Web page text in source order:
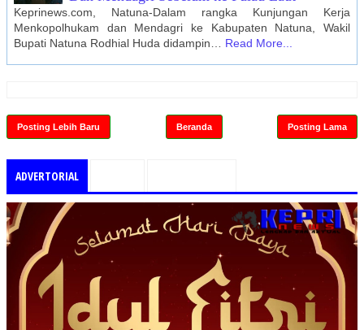
Keprinews.com, Natuna-Dalam rangka Kunjungan Kerja
Menkopolhukam dan Mendagri ke Kabupaten Natuna, Wakil
Bupati Natuna Rodhial Huda didampin…
Read More...
Posting Lebih Baru Posting Lama
Beranda
ADVERTORIAL